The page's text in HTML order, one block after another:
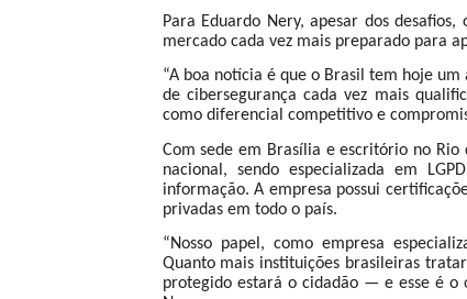
Para Eduardo Nery, apesar dos
mercado cada vez mais preparado para
“A boa notícia é que o Brasil tem hoje
de cibersegurança cada vez mais
como diferencial competitivo e
Com sede em Brasília e escritório no
nacional, sendo especializada em
informação. A empresa possui
privadas em todo o país.
“Nosso papel, como empresa
Quanto mais instituições brasileiras
protegido estará o cidadão — e esse é o